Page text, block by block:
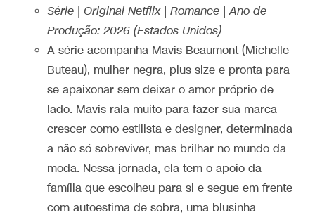
Série | Original Netflix | Romance | Ano de
Produção: 2026 (Estados Unidos)
A série acompanha Mavis Beaumont (Michelle
Buteau), mulher negra, plus size e pronta para
se apaixonar sem deixar o amor próprio de
lado. Mavis rala muito para fazer sua marca
crescer como estilista e designer, determinada
a não só sobreviver, mas brilhar no mundo da
moda. Nessa jornada, ela tem o apoio da
família que escolheu para si e segue em frente
com autoestima de sobra, uma blusinha